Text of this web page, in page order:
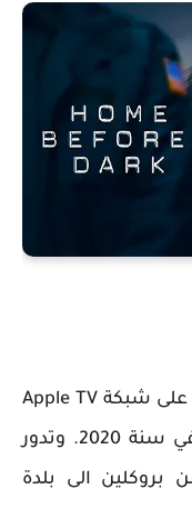
هو من نوع الدراما والغموض يأتينا على شبكة Apple TV
+ ، حيث صدر الموسم الأول منه في سنة 2020. وتدور
بروكلين الى بلدة